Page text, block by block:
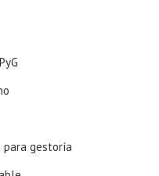
para gestoría